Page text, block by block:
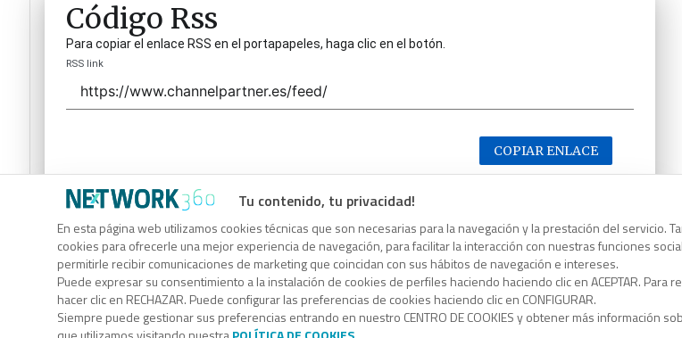
Tu contenido, tu privacidad!
En esta página web utilizamos cookies técnicas que son necesarias para la navegación y la prestación del servicio.
cookies para ofrecerle una mejor experiencia de navegación, para facilitar la interacción con nuestras funciones
permitirle recibir comunicaciones de marketing que coincidan con sus hábitos de navegación e intereses.
Puede expresar su consentimiento a la instalación de cookies de perfiles haciendo haciendo clic en ACEPTAR. Para
hacer clic en RECHAZAR. Puede configurar las preferencias de cookies haciendo clic en CONFIGURAR.
Siempre puede gestionar sus preferencias entrando en nuestro CENTRO DE COOKIES y obtener más información
Código Rss
Para copiar el enlace RSS en el portapapeles, haga clic en el botón.
RSS link
COPIAR ENLACE
Código Rss
Para copiar el enlace RSS en el portapapeles, haga clic en el botón.